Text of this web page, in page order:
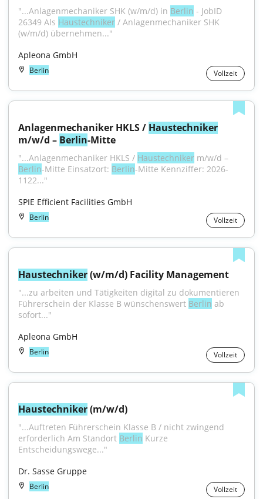
"...Anlagenmechaniker SHK (w/m/d) in Berlin - JobID
26349 Als Haustechniker / Anlagenmechaniker SHK
(w/m/d) übernehmen..."
Apleona GmbH
Berlin Vollzeit
Anlagenmechaniker HKLS / Haustechniker
m/w/d – Berlin-Mitte
"...Anlagenmechaniker HKLS / Haustechniker
Berlin-Mitte Einsatzort: Berlin-Mitte Kennziffer: 2026-
1122..."
SPIE Efficient Facilities GmbH
Berlin Vollzeit
Haustechniker (w/m/d) Facility Management
"...zu arbeiten und Tätigkeiten digital zu dokumentieren
Führerschein der Klasse B wünschenswert Berlin ab
sofort..."
Apleona GmbH
Berlin Vollzeit
Haustechniker (m/w/d)
"...Auftreten Führerschein Klasse B / nicht zwingend
erforderlich Am Standort Berlin Kurze
Entscheidungswege..."
Dr. Sasse Gruppe
Berlin Vollzeit